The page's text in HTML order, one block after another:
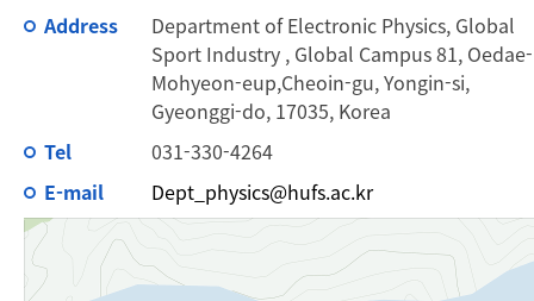
Address
Department of Electronic Physics, Global
Sport Industry , Global Campus 81,
Mohyeon-eup,Cheoin-gu, Yongin-si,
Gyeonggi-do, 17035, Korea
Tel
031-330-4264
E-mail
Dept_physics@hufs.ac.kr